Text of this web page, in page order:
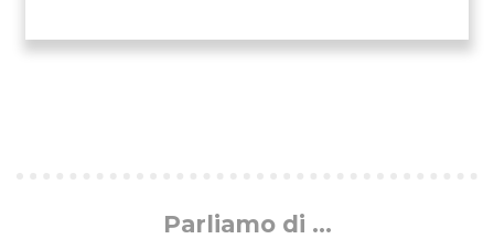
Parliamo di ...